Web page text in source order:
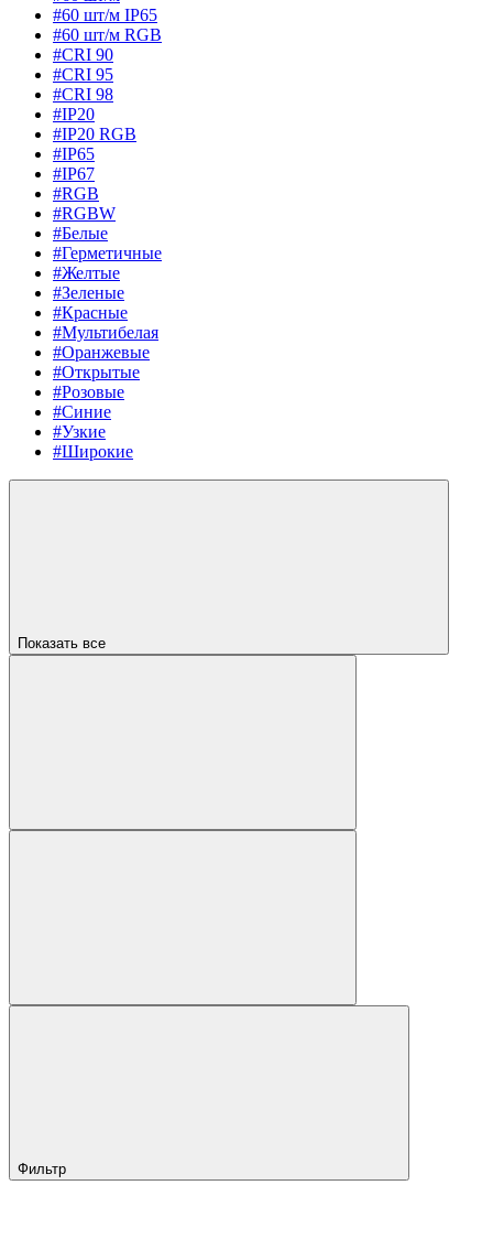
#60 шт/м IP65
#60 шт/м RGB
#CRI 90
#CRI 95
#CRI 98
#IP20
#IP20 RGB
#IP65
#IP67
#RGB
#RGBW
#Белые
#Герметичные
#Желтые
#Зеленые
#Красные
#Мультибелая
#Оранжевые
#Открытые
#Розовые
#Синие
#Узкие
#Широкие
Показать все
Фильтр